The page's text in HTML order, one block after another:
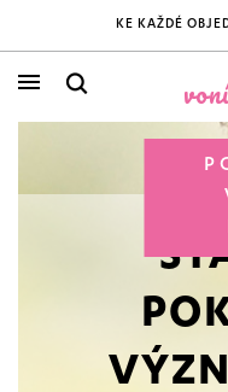
KE KAŽDÉ